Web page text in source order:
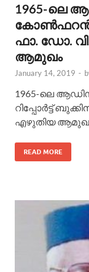
1965-ലെ
ഫാ. ഡോ.
ആമുഖം
January 14, 2019 -
1965-ലെ
റിപ്പോര്‍ട്ട്
എഴുതിയ
READ MORE